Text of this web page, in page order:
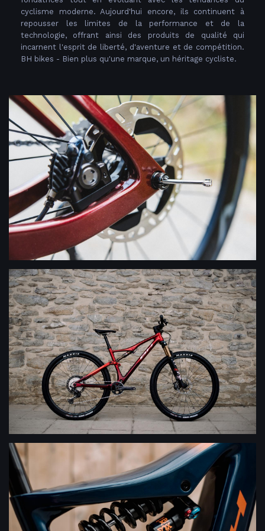
cyclisme moderne. Aujourd'hui encore, ils continuent à
repousser les limites de la performance et de la
technologie, offrant ainsi des produits de qualité qui
incarnent l'esprit de liberté, d'aventure et de compétition.
BH bikes - Bien plus qu'une marque, un héritage cycliste.